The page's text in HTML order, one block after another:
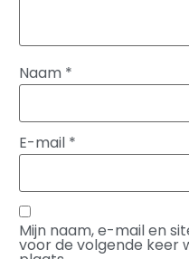
Naam *
E-mail *
Mijn naam, e-mail en
voor de volgende keer